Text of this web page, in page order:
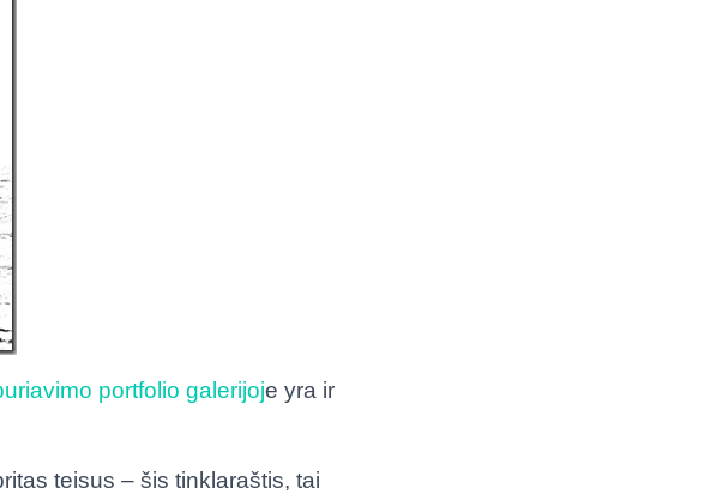
portfolio galerijoje yra ir
teisus – šis tinklaraštis, tai